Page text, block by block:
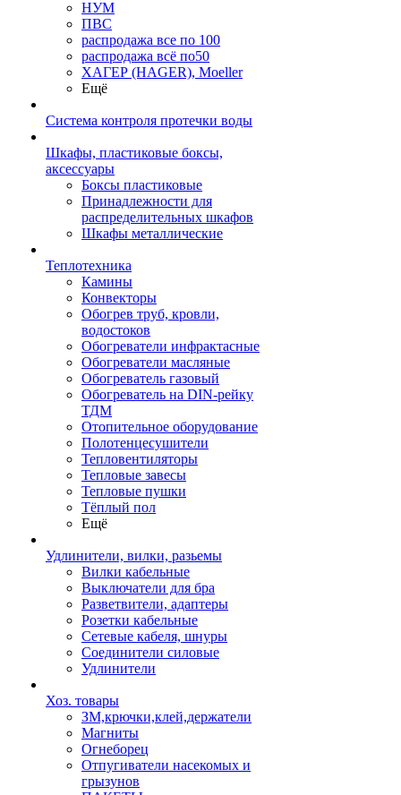
НУМ
ПВС
распродажа все по 100
распродажа всё по50
ХАГЕР (HAGER), Moeller
Ещё
Система контроля протечки воды
Шкафы, пластиковые боксы,
аксессуары
Боксы пластиковые
Принадлежности для
распределительных шкафов
Шкафы металлические
Теплотехника
Камины
Конвекторы
Обогрев труб, кровли,
водостоков
Обогреватели инфрактасные
Обогреватели масляные
Обогреватель газовый
Обогреватель на DIN-рейку
ТДМ
Отопительное оборудование
Полотенцесушители
Тепловентиляторы
Тепловые завесы
Тепловые пушки
Тёплый пол
Ещё
Удлинители, вилки, разьемы
Вилки кабельные
Выключатели для бра
Разветвители, адаптеры
Розетки кабельные
Сетевые кабеля, шнуры
Соединители силовые
Удлинители
Хоз. товары
ЗМ,крючки,клей,держатели
Магниты
Огнеборец
Отпугиватели насекомых и
грызунов